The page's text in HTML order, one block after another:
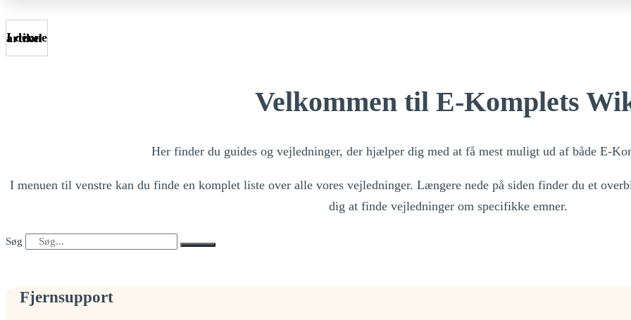
I denne artikel
Velkommen til E-Komplets
Her finder du guides og vejledninger, der hjælper dig med at få mest muligt ud af både E-
I menuen til venstre kan du finde en komplet liste over alle vores vejledninger. Længere nede på siden finder du et
dig at finde vejledninger om specifikke emner.
Søg
Fjernsupport